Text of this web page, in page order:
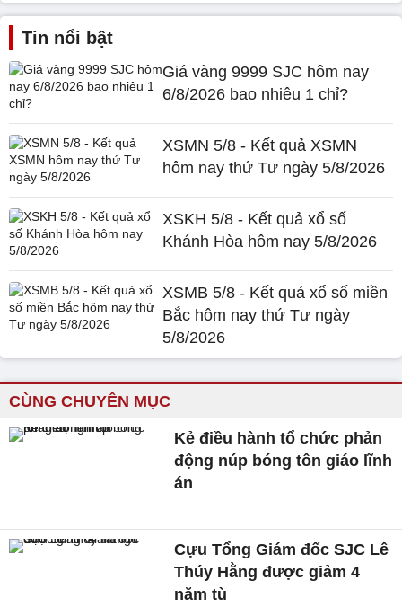
Tin nổi bật
Giá vàng 9999 SJC hôm nay
6/8/2026 bao nhiêu 1 chỉ?
XSMN 5/8 - Kết quả XSMN
hôm nay thứ Tư ngày 5/8/2026
XSKH 5/8 - Kết quả xổ số
Khánh Hòa hôm nay 5/8/2026
XSMB 5/8 - Kết quả xổ số miền
Bắc hôm nay thứ Tư ngày
5/8/2026
CÙNG CHUYÊN MỤC
Kẻ điều hành tổ chức phản
động núp bóng tôn giáo lĩnh
án
Cựu Tổng Giám đốc SJC Lê
Thúy Hằng được giảm 4
năm tù